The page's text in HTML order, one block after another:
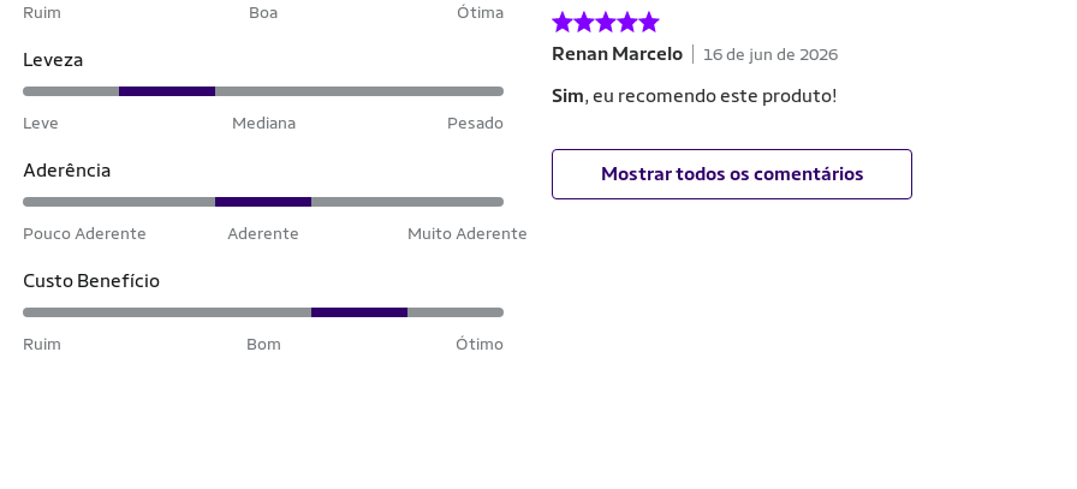
Ruim Boa Ótima
Leveza
Leve Mediana Pesado
Aderência
Pouco Aderente Aderente Muito Aderente
Custo Benefício
Ruim Bom Ótimo
Renan Marcelo 16 de jun de 2026
Sim, eu recomendo este produto!
Mostrar todos os comentários